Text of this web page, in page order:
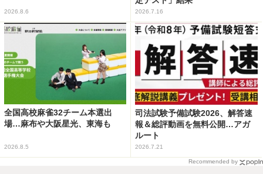
2026.8.6 2026.7.16
全国高校麻雀32チーム本選出
場…麻布や大阪星光、東海も
2026.8.5
司法試験予備試験2026、解答速
報＆総評動画を無料公開…アガ
ルート
2026.7.21
Recommended by